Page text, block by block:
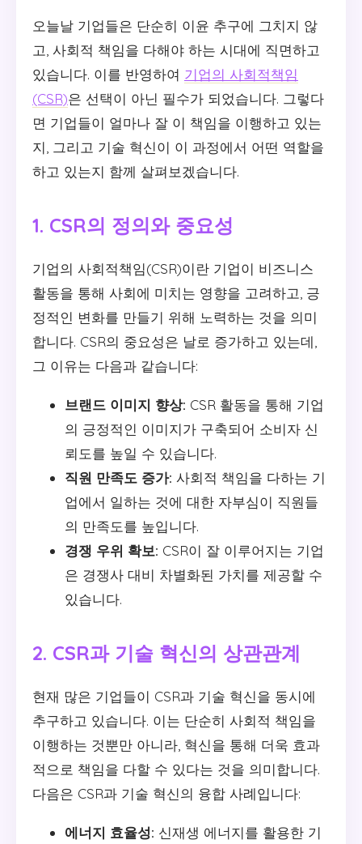
오늘날 기업들은 단순히 이윤 추구에 그치지 않
고, 사회적 책임을 다해야 하는 시대에 직면하고
있습니다. 이를 반영하여 기업의 사회적책임
(CSR)은 선택이 아닌 필수가 되었습니다. 그렇다
면 기업들이 얼마나 잘 이 책임을 이행하고 있는
지, 그리고 기술 혁신이 이 과정에서 어떤 역할을
하고 있는지 함께 살펴보겠습니다.
1. CSR의 정의와 중요성
기업의 사회적책임(CSR)이란 기업이 비즈니스
활동을 통해 사회에 미치는 영향을 고려하고, 긍
정적인 변화를 만들기 위해 노력하는 것을 의미
합니다. CSR의 중요성은 날로 증가하고 있는데,
그 이유는 다음과 같습니다:
브랜드 이미지 향상: CSR 활동을 통해 기업
의 긍정적인 이미지가 구축되어 소비자 신
뢰도를 높일 수 있습니다.
직원 만족도 증가: 사회적 책임을 다하는 기
업에서 일하는 것에 대한 자부심이 직원들
의 만족도를 높입니다.
경쟁 우위 확보: CSR이 잘 이루어지는 기업
은 경쟁사 대비 차별화된 가치를 제공할 수
있습니다.
2. CSR과 기술 혁신의 상관관계
현재 많은 기업들이 CSR과 기술 혁신을 동시에
추구하고 있습니다. 이는 단순히 사회적 책임을
이행하는 것뿐만 아니라, 혁신을 통해 더욱 효과
적으로 책임을 다할 수 있다는 것을 의미합니다.
다음은 CSR과 기술 혁신의 융합 사례입니다:
에너지 효율성: 신재생 에너지를 활용한 기